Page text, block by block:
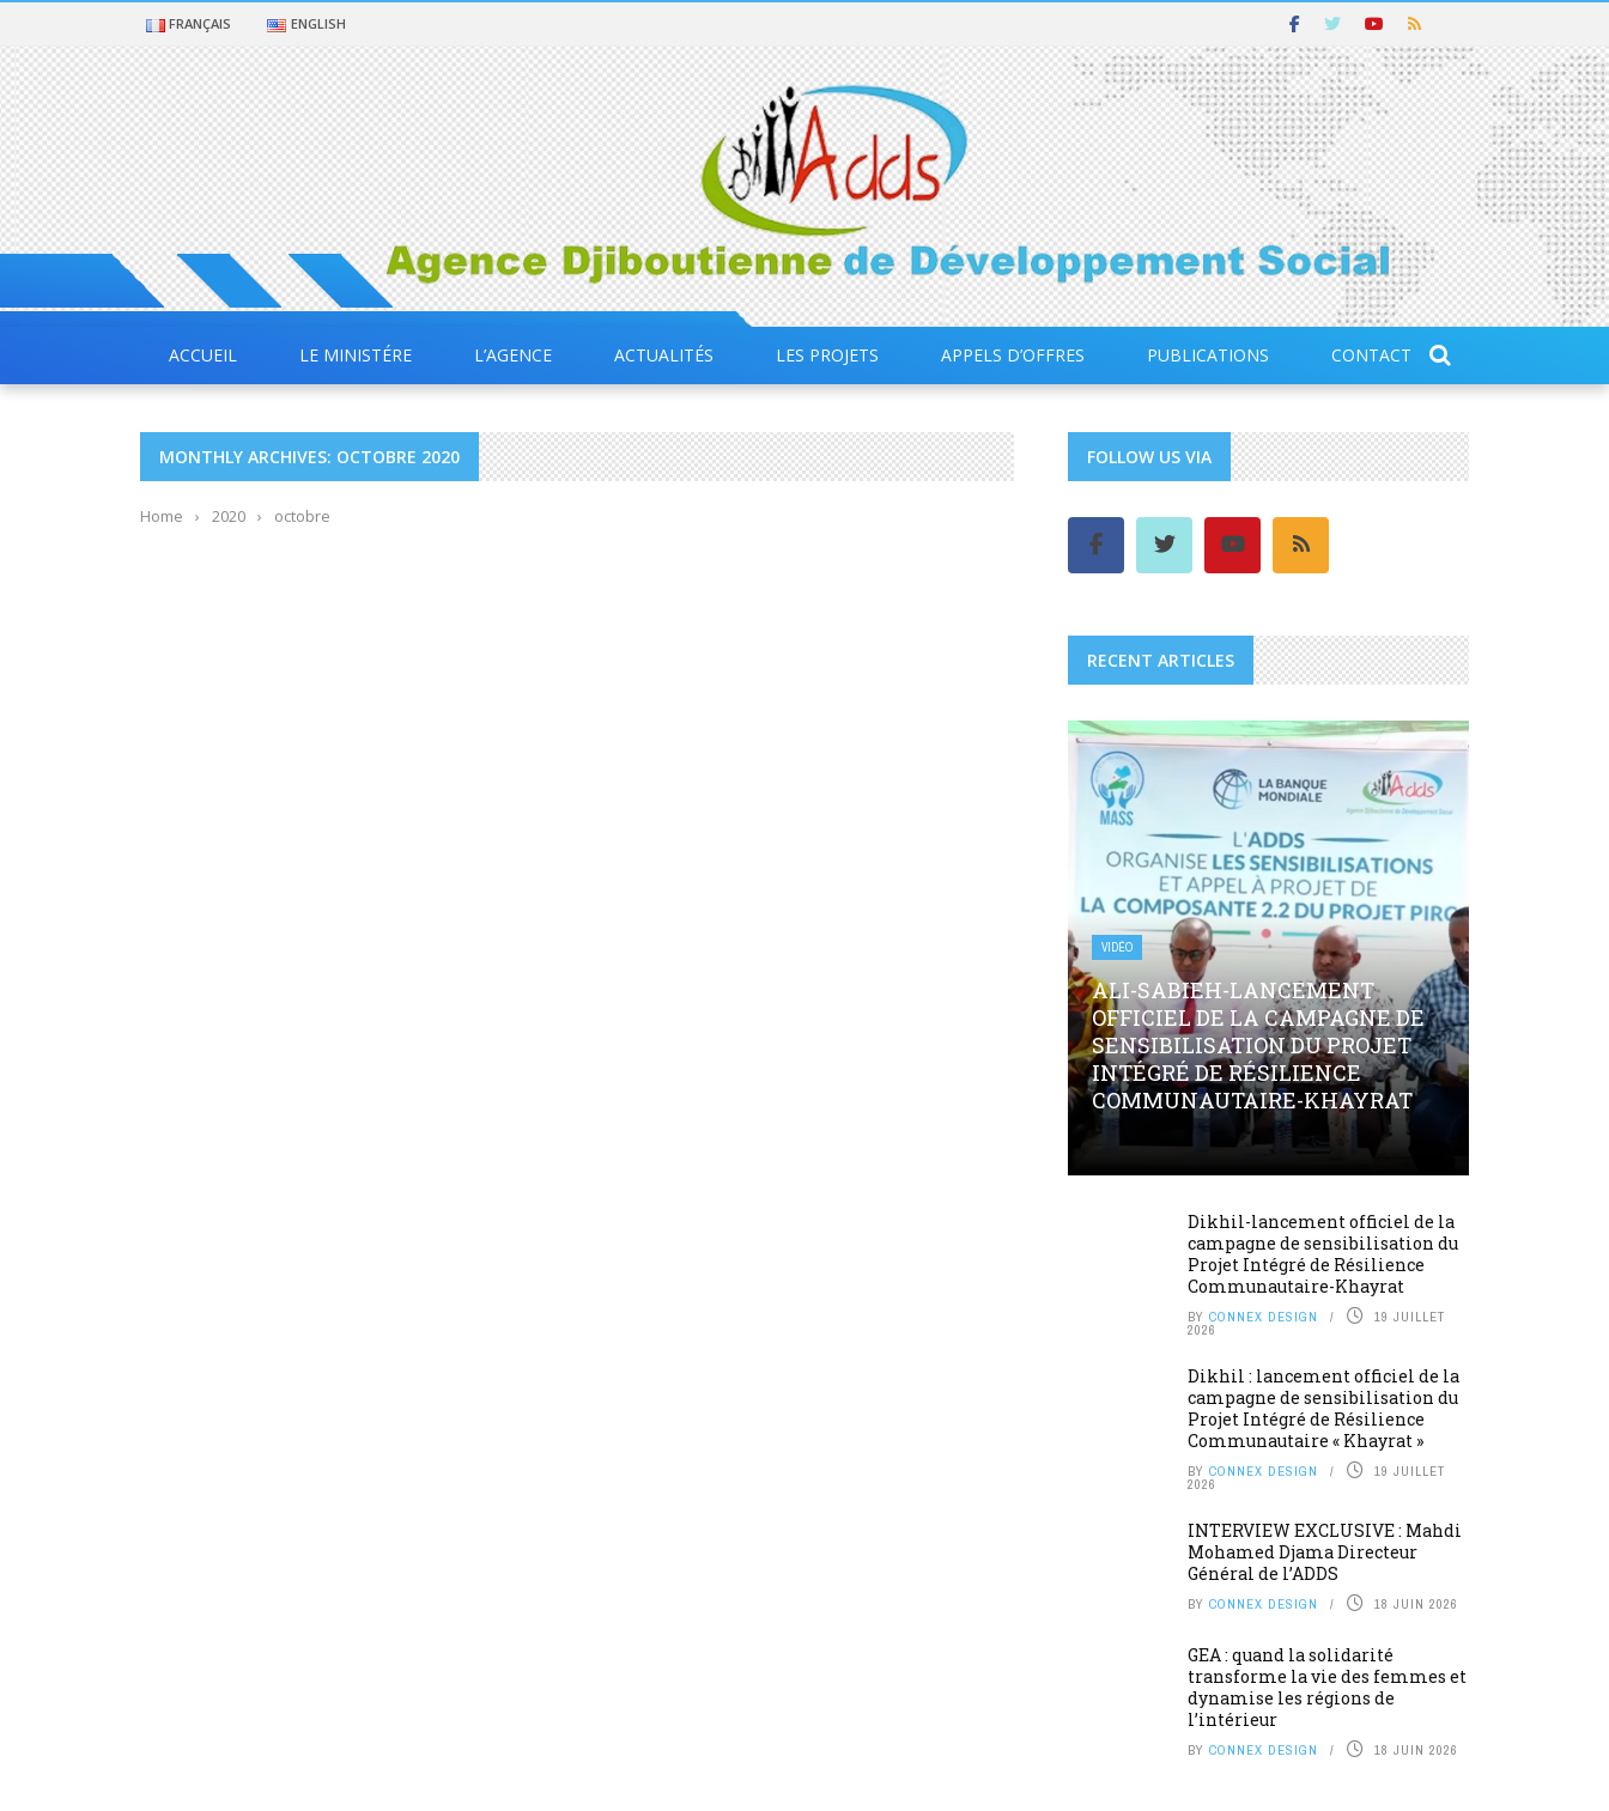
FRANÇAIS ENGLISH
ACCUEIL LE MINISTÉRE L’AGENCE ACTUALITÉS LES PROJETS APPELS D’OFFRES PUBLICATIONS CONTACT
MONTHLY ARCHIVES: OCTOBRE 2020
Home › 2020 › octobre
FOLLOW US VIA
RECENT ARTICLES
VIDÉO
ALI-SABIEH-LANCEMENT
OFFICIEL DE LA CAMPAGNE DE
SENSIBILISATION DU PROJET
INTÉGRÉ DE RÉSILIENCE
COMMUNAUTAIRE-KHAYRAT
Dikhil-lancement officiel de la
campagne de sensibilisation du
Projet Intégré de Résilience
Communautaire-Khayrat
BY CONNEX DESIGN 19 JUILLET
2026
Dikhil : lancement officiel de la
campagne de sensibilisation du
Projet Intégré de Résilience
Communautaire « Khayrat »
BY CONNEX DESIGN 19 JUILLET
2026
INTERVIEW EXCLUSIVE : Mahdi
Mohamed Djama Directeur
Général de l’ADDS
BY CONNEX DESIGN 18 JUIN 2026
GEA : quand la solidarité
transforme la vie des femmes et
dynamise les régions de
l’intérieur
BY CONNEX DESIGN 18 JUIN 2026